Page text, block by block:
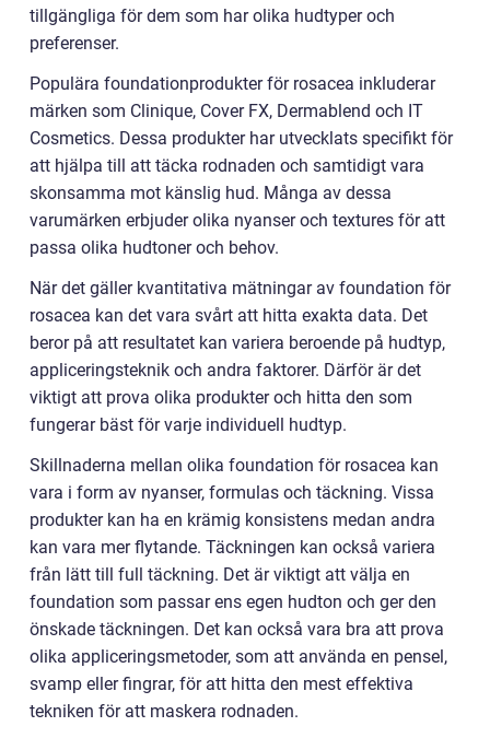
tillgängliga för dem som har olika hudtyper och
preferenser.
Populära foundationprodukter för rosacea inkluderar
märken som Clinique, Cover FX, Dermablend och IT
Cosmetics. Dessa produkter har utvecklats specifikt för
att hjälpa till att täcka rodnaden och samtidigt vara
skonsamma mot känslig hud. Många av dessa
varumärken erbjuder olika nyanser och textures för att
passa olika hudtoner och behov.
När det gäller kvantitativa mätningar av foundation för
rosacea kan det vara svårt att hitta exakta data. Det
beror på att resultatet kan variera beroende på hudtyp,
appliceringsteknik och andra faktorer. Därför är det
viktigt att prova olika produkter och hitta den som
fungerar bäst för varje individuell hudtyp.
Skillnaderna mellan olika foundation för rosacea kan
vara i form av nyanser, formulas och täckning. Vissa
produkter kan ha en krämig konsistens medan andra
kan vara mer flytande. Täckningen kan också variera
från lätt till full täckning. Det är viktigt att välja en
foundation som passar ens egen hudton och ger den
önskade täckningen. Det kan också vara bra att prova
olika appliceringsmetoder, som att använda en pensel,
svamp eller fingrar, för att hitta den mest effektiva
tekniken för att maskera rodnaden.